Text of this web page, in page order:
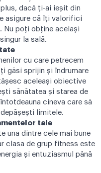
dacă ți-ai ieșit din
asigure că îți valorifici
Nu poți obține același
la sală.
cu care petrecem
găsi sprijin și îndrumare
aceleași obiective
sănătatea și starea de
cineva care să
limitele.
tale
una dintre cele mai bune
clasa de grup fitness este
și entuziasmul până